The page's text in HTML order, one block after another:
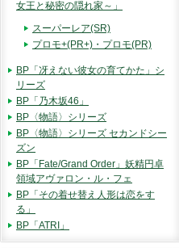
女王と秘密の隠れ家～」
スーパーレア(SR)
プロモ+(PR+)・プロモ(PR)
BP「冴えない彼女の育てかた」シ
リーズ
BP「乃木坂46」
BP〈物語〉シリーズ
BP〈物語〉シリーズ セカンドシー
ズン
BP「Fate/Grand Order」妖精円卓
領域アヴァロン・ル・フェ
BP「その着せ替え人形は恋をす
る」
BP「ATRI」